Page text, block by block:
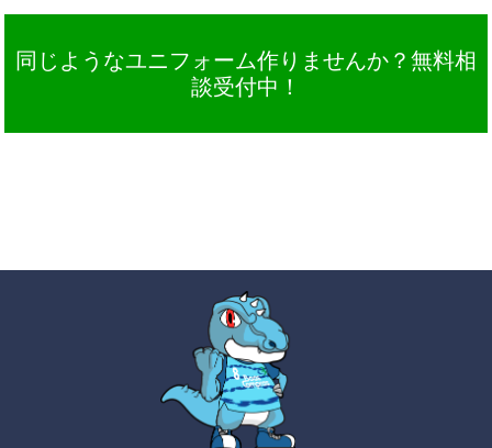
同じようなユニフォーム作りませんか？無料相
談受付中！